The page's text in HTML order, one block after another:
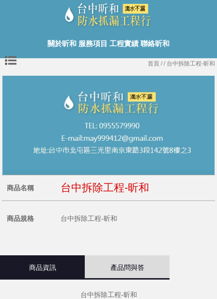
關於昕和 服務項目 工程實績 聯絡昕和
首頁// 台中拆除工程-昕和
商品名稱 台中拆除工程-昕和
商品規格 台中拆除工程-昕和
商品資訊 產品問與答
台中拆除工程-昕和